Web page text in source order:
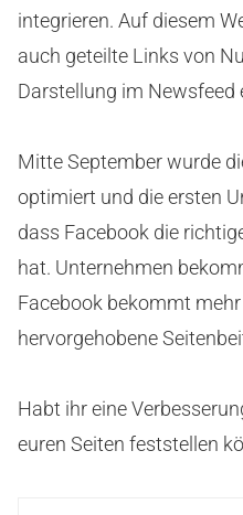
integrieren. Auf diesem
auch geteilte Links von
Darstellung im Newsfeed
Mitte September wurde
optimiert und die ersten
dass Facebook die
hat. Unternehmen
Facebook bekommt
hervorgehobene
Habt ihr eine
euren Seiten feststellen